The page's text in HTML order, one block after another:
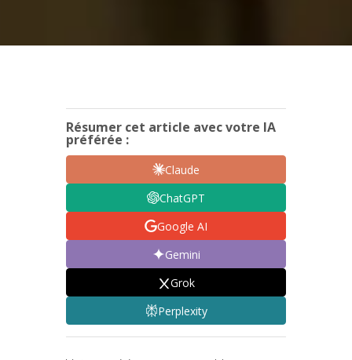
Résumer cet article avec votre IA
préférée :
Claude
ChatGPT
Google AI
Gemini
Grok
Perplexity